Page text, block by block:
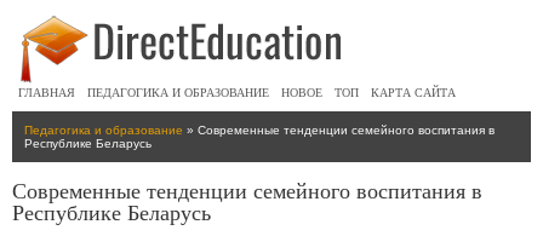
ГЛАВНАЯ ПЕДАГОГИКА И ОБРАЗОВАНИЕ НОВОЕ ТОП КАРТА САЙТА
Педагогика и образование » Современные тенденции семейного воспитания в
Республике Беларусь
Современные тенденции семейного воспитания в
Республике Беларусь